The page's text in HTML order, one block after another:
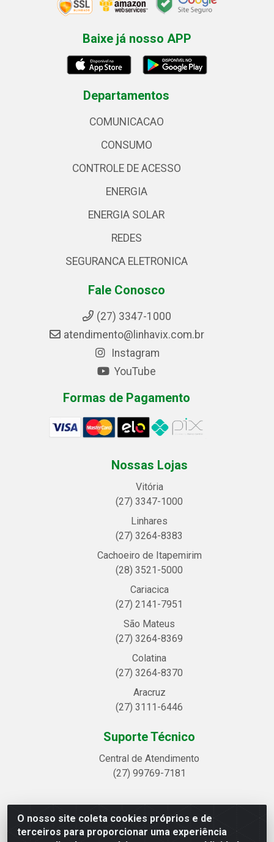
O nosso site coleta cookies próprios e de
terceiros para proporcionar uma experiência
Baixe já nosso APP
Departamentos
COMUNICACAO
CONSUMO
CONTROLE DE ACESSO
ENERGIA
ENERGIA SOLAR
REDES
SEGURANCA ELETRONICA
Fale Conosco
(27) 3347-1000
atendimento@linhavix.com.br
Instagram
YouTube
Formas de Pagamento
Nossas Lojas
Vitória
(27) 3347-1000
Linhares
(27) 3264-8383
Cachoeiro de Itapemirim
(28) 3521-5000
Cariacica
(27) 2141-7951
São Mateus
(27) 3264-8369
Colatina
(27) 3264-8370
Aracruz
(27) 3111-6446
Suporte Técnico
Central de Atendimento
(27) 99769-7181
Linhavix Distribuidora LTDA - Avenida Alegre, 2521 -
Quadra314 Lote 05 e 07 - Shell, Linhares/ES - CEP